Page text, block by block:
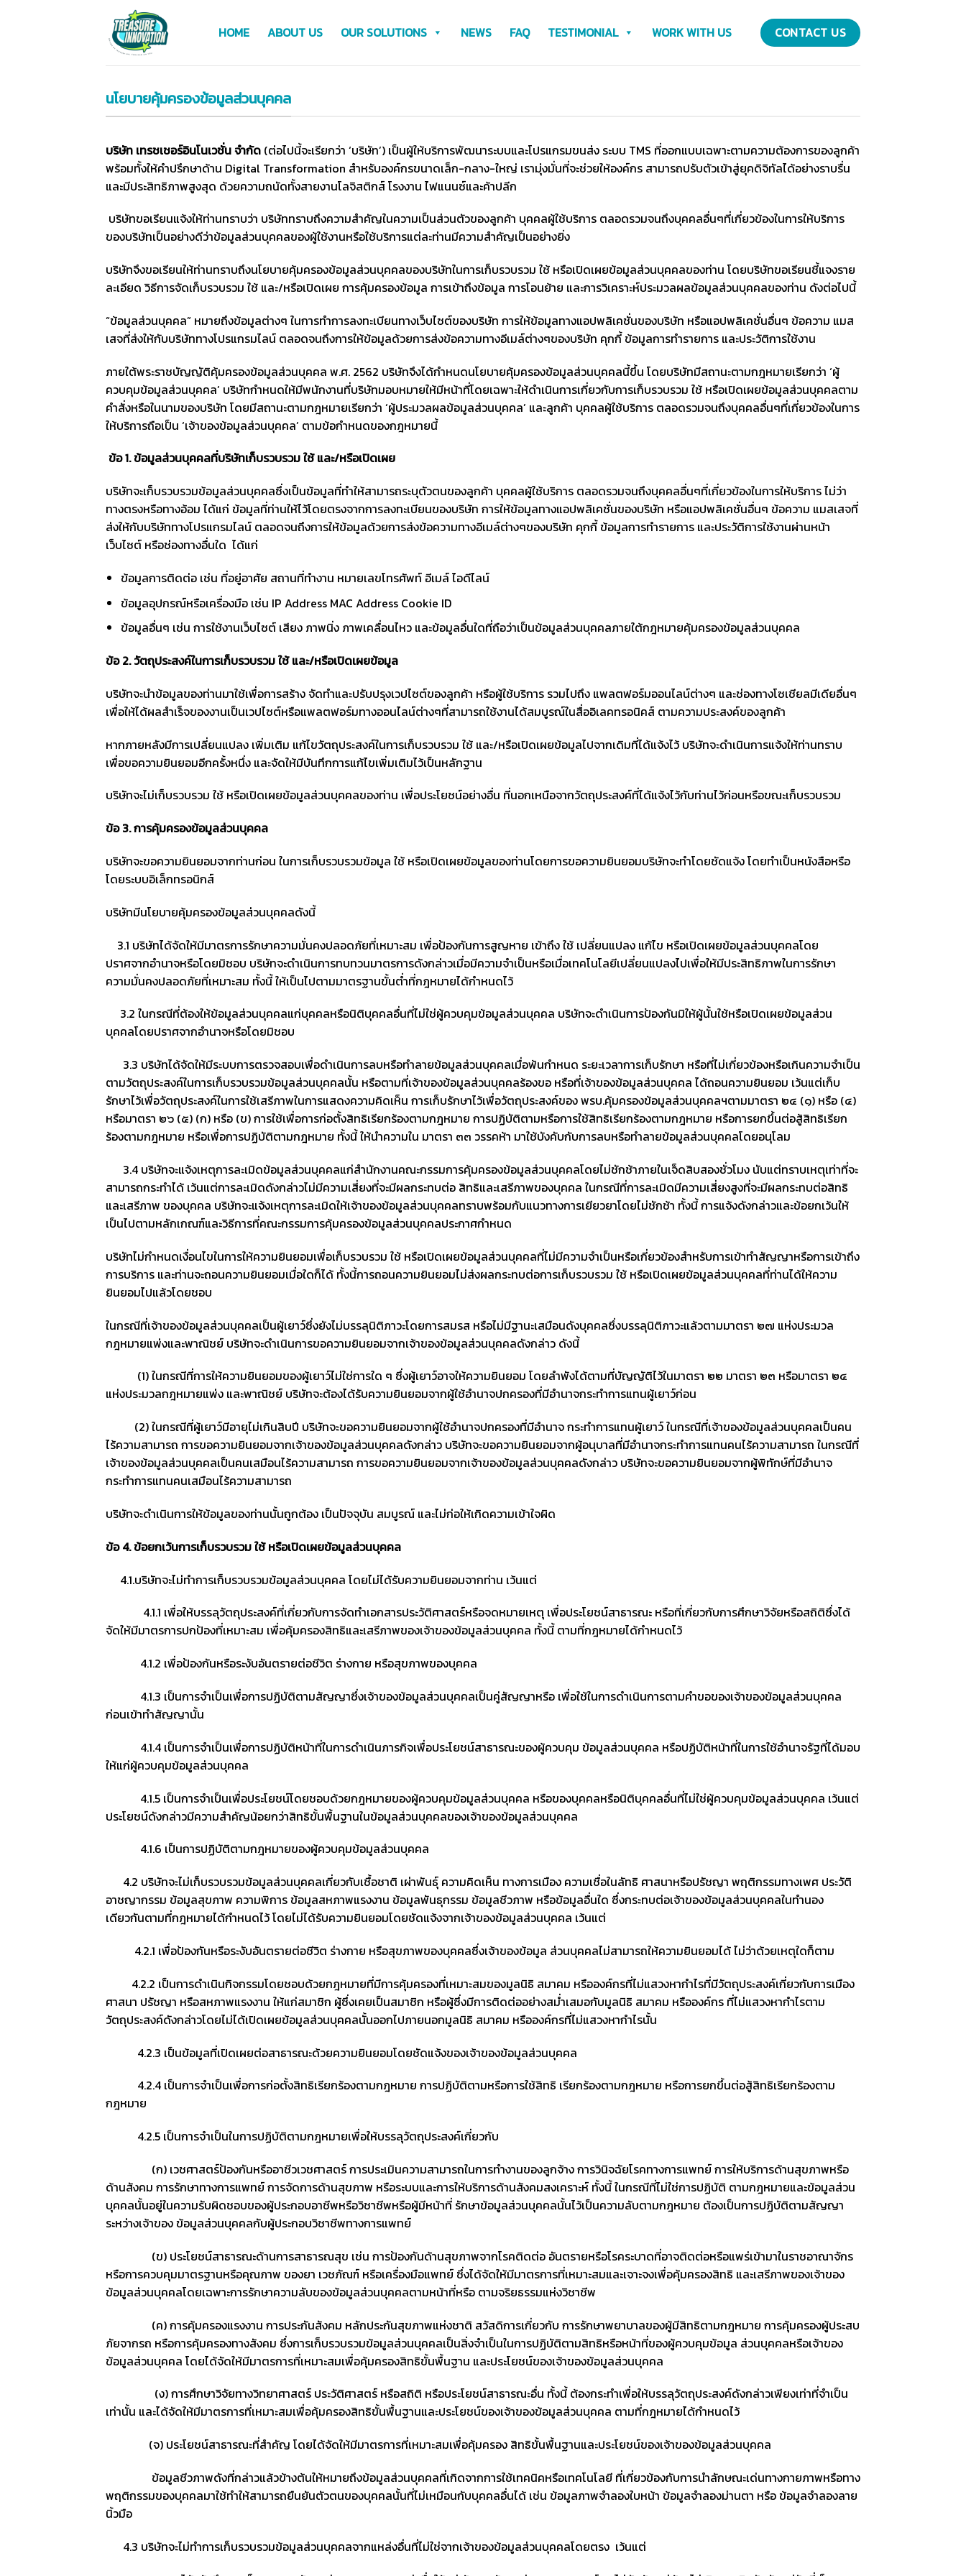
HOME ABOUT US OUR SOLUTIONS NEWS FAQ TESTIMONIAL WORK WITH US CONTACT US
นโยบายคุ้มครองข้อมูลส่วนบุคคล
บริษัท เทรชเชอร์อินโนเวชั่น จำกัด (ต่อไปนี้จะเรียกว่า ‘บริษัท’) เป็นผู้ให้บริการพัฒนาระบบและโปรแกรมขนส่ง ระบบ TMS ที่ออกแบบเฉพาะตามความต้องการของลูกค้า
พร้อมทั้งให้คำปรึกษาด้าน Digital Transformation สำหรับองค์กรขนาดเล็ก-กลาง-ใหญ่ เรามุ่งมั่นที่จะช่วยให้องค์กร สามารถปรับตัวเข้าสู่ยุคดิจิทัลได้อย่างราบรื่น
และมีประสิทธิภาพสูงสุด ด้วยความถนัดทั้งสายงานโลจิสติกส์ โรงงาน ไฟแนนซ์และค้าปลีก
บริษัทขอเรียนแจ้งให้ท่านทราบว่า บริษัททราบถึงความสำคัญในความเป็นส่วนตัวของลูกค้า บุคคลผู้ใช้บริการ ตลอดรวมจนถึงบุคคลอื่นๆที่เกี่ยวข้องในการให้บริการ
ของบริษัทเป็นอย่างดีว่าข้อมูลส่วนบุคคลของผู้ใช้งานหรือใช้บริการแต่ละท่านมีความสำคัญเป็นอย่างยิ่ง
บริษัทจึงขอเรียนให้ท่านทราบถึงนโยบายคุ้มครองข้อมูลส่วนบุคคลของบริษัทในการเก็บรวบรวม ใช้ หรือเปิดเผยข้อมูลส่วนบุคคลของท่าน โดยบริษัทขอเรียนชี้แจงราย
ละเอียด วิธีการจัดเก็บรวบรวม ใช้ และ/หรือเปิดเผย การคุ้มครองข้อมูล การเข้าถึงข้อมูล การโอนย้าย และการวิเคราะห์ประมวลผลข้อมูลส่วนบุคคลของท่าน ดังต่อไปนี้
“ข้อมูลส่วนบุคคล” หมายถึงข้อมูลต่างๆ ในการทำการลงทะเบียนทางเว็บไซต์ของบริษัท การให้ข้อมูลทางแอปพลิเคชั่นของบริษัท หรือแอปพลิเคชั่นอื่นๆ ข้อความ แมส
เสจที่ส่งให้กับบริษัททางโปรแกรมไลน์ ตลอดจนถึงการให้ข้อมูลด้วยการส่งข้อความทางอีเมล์ต่างๆของบริษัท คุกกี้ ข้อมูลการทำรายการ และประวัติการใช้งาน
ภายใต้พระราชบัญญัติคุ้มครองข้อมูลส่วนบุคคล พ.ศ. 2562 บริษัทจึงได้กำหนดนโยบายคุ้มครองข้อมูลส่วนบุคคลนี้ขึ้น โดยบริษัทมีสถานะตามกฎหมายเรียกว่า ‘ผู้
ควบคุมข้อมูลส่วนบุคคล’ บริษัทกำหนดให้มีพนักงานที่บริษัทมอบหมายให้มีหน้าที่โดยเฉพาะให้ดำเนินการเกี่ยวกับการเก็บรวบรวม ใช้ หรือเปิดเผยข้อมูลส่วนบุคคลตาม
คำสั่งหรือในนามของบริษัท โดยมีสถานะตามกฎหมายเรียกว่า ‘ผู้ประมวลผลข้อมูลส่วนบุคคล’ และลูกค้า บุคคลผู้ใช้บริการ ตลอดรวมจนถึงบุคคลอื่นๆที่เกี่ยวข้องในการ
ให้บริการถือเป็น ‘เจ้าของข้อมูลส่วนบุคคล’ ตามข้อกำหนดของกฎหมายนี้
ข้อ1.ข้อมูลส่วนบุคคลที่บริษัทเก็บรวบรวม ใช้ และ/หรือเปิดเผย
บริษัทจะเก็บรวบรวมข้อมูลส่วนบุคคลซึ่งเป็นข้อมูลที่ทำให้สามารถระบุตัวตนของลูกค้า บุคคลผู้ใช้บริการ ตลอดรวมจนถึงบุคคลอื่นๆที่เกี่ยวข้องในการให้บริการ ไม่ว่า
ทางตรงหรือทางอ้อม ได้แก่ ข้อมูลที่ท่านให้ไว้โดยตรงจากการลงทะเบียนของบริษัท การให้ข้อมูลทางแอปพลิเคชั่นของบริษัท หรือแอปพลิเคชั่นอื่นๆ ข้อความ แมสเสจที่
ส่งให้กับบริษัททางโปรแกรมไลน์ ตลอดจนถึงการให้ข้อมูลด้วยการส่งข้อความทางอีเมล์ต่างๆของบริษัท คุกกี้ ข้อมูลการทำรายการ และประวัติการใช้งานผ่านหน้า
เว็บไซต์ หรือช่องทางอื่นใด ได้แก่
ข้อมูลการติดต่อ เช่น ที่อยู่อาศัย สถานที่ทำงาน หมายเลขโทรศัพท์ อีเมล์ ไอดีไลน์
ข้อมูลอุปกรณ์หรือเครื่องมือ เช่น IP Address MAC Address Cookie ID
ข้อมูลอื่นๆ เช่น การใช้งานเว็บไซต์ เสียง ภาพนิ่ง ภาพเคลื่อนไหว และข้อมูลอื่นใดที่ถือว่าเป็นข้อมูลส่วนบุคคลภายใต้กฎหมายคุ้มครองข้อมูลส่วนบุคคล
ข้อ2.วัตถุประสงค์ในการเก็บรวบรวม ใช้ และ/หรือเปิดเผยข้อมูล
บริษัทจะนำข้อมูลของท่านมาใช้เพื่อการสร้าง จัดทำและปรับปรุงเวปไซต์ของลูกค้า หรือผู้ใช้บริการ รวมไปถึง แพลตฟอร์มออนไลน์ต่างๆ และช่องทางโซเชียลมีเดียอื่นๆ
เพื่อให้ได้ผลสำเร็จของงานเป็นเวปไซต์หรือแพลตฟอร์มทางออนไลน์ต่างๆที่สามารถใช้งานได้สมบูรณ์ในสื่ออิเลคทรอนิคส์ ตามความประสงค์ของลูกค้า
หากภายหลังมีการเปลี่ยนแปลง เพิ่มเติม แก้ไขวัตถุประสงค์ในการเก็บรวบรวม ใช้ และ/หรือเปิดเผยข้อมูลไปจากเดิมที่ได้แจ้งไว้ บริษัทจะดำเนินการแจ้งให้ท่านทราบ
เพื่อขอความยินยอมอีกครั้งหนึ่ง และจัดให้มีบันทึกการแก้ไขเพิ่มเติมไว้เป็นหลักฐาน
บริษัทจะไม่เก็บรวบรวม ใช้ หรือเปิดเผยข้อมูลส่วนบุคคลของท่าน เพื่อประโยชน์อย่างอื่น ที่นอกเหนือจากวัตถุประสงค์ที่ได้แจ้งไว้กับท่านไว้ก่อนหรือขณะเก็บรวบรวม
ข้อ3.การคุ้มครองข้อมูลส่วนบุคคล
บริษัทจะขอความยินยอมจากท่านก่อน ในการเก็บรวบรวมข้อมูล ใช้ หรือเปิดเผยข้อมูลของท่านโดยการขอความยินยอมบริษัทจะทำโดยชัดแจ้ง โดยทำเป็นหนังสือหรือ
โดยระบบอิเล็กทรอนิกส์
บริษัทมีนโยบายคุ้มครองข้อมูลส่วนบุคคลดังนี้
3.1 บริษัทได้จัดให้มีมาตรการรักษาความมั่นคงปลอดภัยที่เหมาะสม เพื่อป้องกันการสูญหาย เข้าถึง ใช้ เปลี่ยนแปลง แก้ไข หรือเปิดเผยข้อมูลส่วนบุคคลโดย
ปราศจากอำนาจหรือโดยมิชอบ บริษัทจะดำเนินการทบทวนมาตรการดังกล่าวเมื่อมีความจำเป็นหรือเมื่อเทคโนโลยีเปลี่ยนแปลงไปเพื่อให้มีประสิทธิภาพในการรักษา
ความมั่นคงปลอดภัยที่เหมาะสม ทั้งนี้ ให้เป็นไปตามมาตรฐานขั้นต่ำที่กฎหมายได้กำหนดไว้
3.2 ในกรณีที่ต้องให้ข้อมูลส่วนบุคคลแก่บุคคลหรือนิติบุคคลอื่นที่ไม่ใช่ผู้ควบคุมข้อมูลส่วนบุคคล บริษัทจะดำเนินการป้องกันมิให้ผู้นั้นใช้หรือเปิดเผยข้อมูลส่วน
บุคคลโดยปราศจากอำนาจหรือโดยมิชอบ
3.3 บริษัทได้จัดให้มีระบบการตรวจสอบเพื่อดำเนินการลบหรือทำลายข้อมูลส่วนบุคคลเมื่อพ้นกำหนด ระยะเวลาการเก็บรักษา หรือที่ไม่เกี่ยวข้องหรือเกินความจำเป็น
ตามวัตถุประสงค์ในการเก็บรวบรวมข้อมูลส่วนบุคคลนั้น หรือตามที่เจ้าของข้อมูลส่วนบุคคลร้องขอ หรือที่เจ้าของข้อมูลส่วนบุคคล ได้ถอนความยินยอม เว้นแต่เก็บ
รักษาไว้เพื่อวัตถุประสงค์ในการใช้เสรีภาพในการแสดงความคิดเห็น การเก็บรักษาไว้เพื่อวัตถุประสงค์ของ พรบ.คุ้มครองข้อมูลส่วนบุคคลฯตามมาตรา ๒๔ (๑) หรือ (๔)
หรือมาตรา ๒๖ (๕) (ก) หรือ (ข) การใช้เพื่อการก่อตั้งสิทธิเรียกร้องตามกฎหมาย การปฏิบัติตามหรือการใช้สิทธิเรียกร้องตามกฎหมาย หรือการยกขึ้นต่อสู้สิทธิเรียก
ร้องตามกฎหมาย หรือเพื่อการปฏิบัติตามกฎหมาย ทั้งนี้ ให้นำความใน มาตรา ๓๓ วรรคห้า มาใช้บังคับกับการลบหรือทำลายข้อมูลส่วนบุคคลโดยอนุโลม
3.4 บริษัทจะแจ้งเหตุการละเมิดข้อมูลส่วนบุคคลแก่สำนักงานคณะกรรมการคุ้มครองข้อมูลส่วนบุคคลโดยไม่ชักช้าภายในเจ็ดสิบสองชั่วโมง นับแต่ทราบเหตุเท่าที่จะ
สามารถกระทำได้ เว้นแต่การละเมิดดังกล่าวไม่มีความเสี่ยงที่จะมีผลกระทบต่อ สิทธิและเสรีภาพของบุคคล ในกรณีที่การละเมิดมีความเสี่ยงสูงที่จะมีผลกระทบต่อสิทธิ
และเสรีภาพ ของบุคคล บริษัทจะแจ้งเหตุการละเมิดให้เจ้าของข้อมูลส่วนบุคคลทราบพร้อมกับแนวทางการเยียวยาโดยไม่ชักช้า ทั้งนี้ การแจ้งดังกล่าวและข้อยกเว้นให้
เป็นไปตามหลักเกณฑ์และวิธีการที่คณะกรรมการคุ้มครองข้อมูลส่วนบุคคลประกาศกำหนด
บริษัทไม่กำหนดเงื่อนไขในการให้ความยินยอมเพื่อเก็บรวบรวม ใช้ หรือเปิดเผยข้อมูลส่วนบุคคลที่ไม่มีความจำเป็นหรือเกี่ยวข้องสำหรับการเข้าทำสัญญาหรือการเข้าถึง
การบริการ และท่านจะถอนความยินยอมเมื่อใดก็ได้ ทั้งนี้การถอนความยินยอมไม่ส่งผลกระทบต่อการเก็บรวบรวม ใช้ หรือเปิดเผยข้อมูลส่วนบุคคลที่ท่านได้ให้ความ
ยินยอมไปแล้วโดยชอบ
ในกรณีที่เจ้าของข้อมูลส่วนบุคคลเป็นผู้เยาว์ซึ่งยังไม่บรรลุนิติภาวะโดยการสมรส หรือไม่มีฐานะเสมือนดังบุคคลซึ่งบรรลุนิติภาวะแล้วตามมาตรา ๒๗ แห่งประมวล
กฎหมายแพ่งและพาณิชย์ บริษัทจะดำเนินการขอความยินยอมจากเจ้าของข้อมูลส่วนบุคคลดังกล่าว ดังนี้
(1) ในกรณีที่การให้ความยินยอมของผู้เยาว์ไม่ใช่การใด ๆ ซึ่งผู้เยาว์อาจให้ความยินยอม โดยลำพังได้ตามที่บัญญัติไว้ในมาตรา ๒๒ มาตรา ๒๓ หรือมาตรา ๒๔
แห่งประมวลกฎหมายแพ่ง และพาณิชย์ บริษัทจะต้องได้รับความยินยอมจากผู้ใช้อำนาจปกครองที่มีอำนาจกระทำการแทนผู้เยาว์ก่อน
(2) ในกรณีที่ผู้เยาว์มีอายุไม่เกินสิบปี บริษัทจะขอความยินยอมจากผู้ใช้อำนาจปกครองที่มีอำนาจ กระทำการแทนผู้เยาว์ ในกรณีที่เจ้าของข้อมูลส่วนบุคคลเป็นคน
ไร้ความสามารถ การขอความยินยอมจากเจ้าของข้อมูลส่วนบุคคลดังกล่าว บริษัทจะขอความยินยอมจากผู้อนุบาลที่มีอำนาจกระทำการแทนคนไร้ความสามารถ ในกรณีที่
เจ้าของข้อมูลส่วนบุคคลเป็นคนเสมือนไร้ความสามารถ การขอความยินยอมจากเจ้าของข้อมูลส่วนบุคคลดังกล่าว บริษัทจะขอความยินยอมจากผู้พิทักษ์ที่มีอำนาจ
กระทำการแทนคนเสมือนไร้ความสามารถ
บริษัทจะดำเนินการให้ข้อมูลของท่านนั้นถูกต้อง เป็นปัจจุบัน สมบูรณ์ และไม่ก่อให้เกิดความเข้าใจผิด
ข้อ 4.ข้อยกเว้นการเก็บรวบรวม ใช้ หรือเปิดเผยข้อมูลส่วนบุคคล
4.1.บริษัทจะไม่ทำการเก็บรวบรวมข้อมูลส่วนบุคคล โดยไม่ได้รับความยินยอมจากท่าน เว้นแต่
4.1.1 เพื่อให้บรรลุวัตถุประสงค์ที่เกี่ยวกับการจัดทำเอกสารประวัติศาสตร์หรือจดหมายเหตุ เพื่อประโยชน์สาธารณะ หรือที่เกี่ยวกับการศึกษาวิจัยหรือสถิติซึ่งได้
จัดให้มีมาตรการปกป้องที่เหมาะสม เพื่อคุ้มครองสิทธิและเสรีภาพของเจ้าของข้อมูลส่วนบุคคล ทั้งนี้ ตามที่กฎหมายได้กำหนดไว้
4.1.2 เพื่อป้องกันหรือระงับอันตรายต่อชีวิต ร่างกาย หรือสุขภาพของบุคคล
4.1.3 เป็นการจำเป็นเพื่อการปฏิบัติตามสัญญาซึ่งเจ้าของข้อมูลส่วนบุคคลเป็นคู่สัญญาหรือ เพื่อใช้ในการดำเนินการตามคำขอของเจ้าของข้อมูลส่วนบุคคล
ก่อนเข้าทำสัญญานั้น
4.1.4 เป็นการจำเป็นเพื่อการปฏิบัติหน้าที่ในการดำเนินภารกิจเพื่อประโยชน์สาธารณะของผู้ควบคุม ข้อมูลส่วนบุคคล หรือปฏิบัติหน้าที่ในการใช้อำนาจรัฐที่ได้มอบ
ให้แก่ผู้ควบคุมข้อมูลส่วนบุคคล
4.1.5 เป็นการจำเป็นเพื่อประโยชน์โดยชอบด้วยกฎหมายของผู้ควบคุมข้อมูลส่วนบุคคล หรือของบุคคลหรือนิติบุคคลอื่นที่ไม่ใช่ผู้ควบคุมข้อมูลส่วนบุคคล เว้นแต่
ประโยชน์ดังกล่าวมีความสำคัญน้อยกว่าสิทธิขั้นพื้นฐานในข้อมูลส่วนบุคคลของเจ้าของข้อมูลส่วนบุคคล
4.1.6 เป็นการปฏิบัติตามกฎหมายของผู้ควบคุมข้อมูลส่วนบุคคล
4.2 บริษัทจะไม่เก็บรวบรวมข้อมูลส่วนบุคคลเกี่ยวกับเชื้อชาติ เผ่าพันธุ์ ความคิดเห็น ทางการเมือง ความเชื่อในลัทธิ ศาสนาหรือปรัชญา พฤติกรรมทางเพศ ประวัติ
อาชญากรรม ข้อมูลสุขภาพ ความพิการ ข้อมูลสหภาพแรงงาน ข้อมูลพันธุกรรม ข้อมูลชีวภาพ หรือข้อมูลอื่นใด ซึ่งกระทบต่อเจ้าของข้อมูลส่วนบุคคลในทำนอง
เดียวกันตามที่กฎหมายได้กำหนดไว้ โดยไม่ได้รับความยินยอมโดยชัดแจ้งจากเจ้าของข้อมูลส่วนบุคคล เว้นแต่
4.2.1 เพื่อป้องกันหรือระงับอันตรายต่อชีวิต ร่างกาย หรือสุขภาพของบุคคลซึ่งเจ้าของข้อมูล ส่วนบุคคลไม่สามารถให้ความยินยอมได้ ไม่ว่าด้วยเหตุใดก็ตาม
4.2.2 เป็นการดำเนินกิจกรรมโดยชอบด้วยกฎหมายที่มีการคุ้มครองที่เหมาะสมของมูลนิธิ สมาคม หรือองค์กรที่ไม่แสวงหากำไรที่มีวัตถุประสงค์เกี่ยวกับการเมือง
ศาสนา ปรัชญา หรือสหภาพแรงงาน ให้แก่สมาชิก ผู้ซึ่งเคยเป็นสมาชิก หรือผู้ซึ่งมีการติดต่ออย่างสม่ำเสมอกับมูลนิธิ สมาคม หรือองค์กร ที่ไม่แสวงหากำไรตาม
วัตถุประสงค์ดังกล่าวโดยไม่ได้เปิดเผยข้อมูลส่วนบุคคลนั้นออกไปภายนอกมูลนิธิ สมาคม หรือองค์กรที่ไม่แสวงหากำไรนั้น
4.2.3 เป็นข้อมูลที่เปิดเผยต่อสาธารณะด้วยความยินยอมโดยชัดแจ้งของเจ้าของข้อมูลส่วนบุคคล
4.2.4 เป็นการจำเป็นเพื่อการก่อตั้งสิทธิเรียกร้องตามกฎหมาย การปฏิบัติตามหรือการใช้สิทธิ เรียกร้องตามกฎหมาย หรือการยกขึ้นต่อสู้สิทธิเรียกร้องตาม
กฎหมาย
4.2.5 เป็นการจำเป็นในการปฏิบัติตามกฎหมายเพื่อให้บรรลุวัตถุประสงค์เกี่ยวกับ
(ก) เวชศาสตร์ป้องกันหรืออาชีวเวชศาสตร์ การประเมินความสามารถในการทำงานของลูกจ้าง การวินิจฉัยโรคทางการแพทย์ การให้บริการด้านสุขภาพหรือ
ด้านสังคม การรักษาทางการแพทย์ การจัดการด้านสุขภาพ หรือระบบและการให้บริการด้านสังคมสงเคราะห์ ทั้งนี้ ในกรณีที่ไม่ใช่การปฏิบัติ ตามกฎหมายและข้อมูลส่วน
บุคคลนั้นอยู่ในความรับผิดชอบของผู้ประกอบอาชีพหรือวิชาชีพหรือผู้มีหน้าที่ รักษาข้อมูลส่วนบุคคลนั้นไว้เป็นความลับตามกฎหมาย ต้องเป็นการปฏิบัติตามสัญญา
ระหว่างเจ้าของ ข้อมูลส่วนบุคคลกับผู้ประกอบวิชาชีพทางการแพทย์
(ข) ประโยชน์สาธารณะด้านการสาธารณสุข เช่น การป้องกันด้านสุขภาพจากโรคติดต่อ อันตรายหรือโรคระบาดที่อาจติดต่อหรือแพร่เข้ามาในราชอาณาจักร
หรือการควบคุมมาตรฐานหรือคุณภาพ ของยา เวชภัณฑ์ หรือเครื่องมือแพทย์ ซึ่งได้จัดให้มีมาตรการที่เหมาะสมและเจาะจงเพื่อคุ้มครองสิทธิ และเสรีภาพของเจ้าของ
ข้อมูลส่วนบุคคลโดยเฉพาะการรักษาความลับของข้อมูลส่วนบุคคลตามหน้าที่หรือ ตามจริยธรรมแห่งวิชาชีพ
(ค) การคุ้มครองแรงงาน การประกันสังคม หลักประกันสุขภาพแห่งชาติ สวัสดิการเกี่ยวกับ การรักษาพยาบาลของผู้มีสิทธิตามกฎหมาย การคุ้มครองผู้ประสบ
ภัยจากรถ หรือการคุ้มครองทางสังคม ซึ่งการเก็บรวบรวมข้อมูลส่วนบุคคลเป็นสิ่งจำเป็นในการปฏิบัติตามสิทธิหรือหน้าที่ของผู้ควบคุมข้อมูล ส่วนบุคคลหรือเจ้าของ
ข้อมูลส่วนบุคคล โดยได้จัดให้มีมาตรการที่เหมาะสมเพื่อคุ้มครองสิทธิขั้นพื้นฐาน และประโยชน์ของเจ้าของข้อมูลส่วนบุคคล
(ง) การศึกษาวิจัยทางวิทยาศาสตร์ ประวัติศาสตร์ หรือสถิติ หรือประโยชน์สาธารณะอื่น ทั้งนี้ ต้องกระทำเพื่อให้บรรลุวัตถุประสงค์ดังกล่าวเพียงเท่าที่จำเป็น
เท่านั้น และได้จัดให้มีมาตรการที่เหมาะสมเพื่อคุ้มครองสิทธิขั้นพื้นฐานและประโยชน์ของเจ้าของข้อมูลส่วนบุคคล ตามที่กฎหมายได้กำหนดไว้
(จ) ประโยชน์สาธารณะที่สำคัญ โดยได้จัดให้มีมาตรการที่เหมาะสมเพื่อคุ้มครอง สิทธิขั้นพื้นฐานและประโยชน์ของเจ้าของข้อมูลส่วนบุคคล
ข้อมูลชีวภาพดังที่กล่าวแล้วข้างต้นให้หมายถึงข้อมูลส่วนบุคคลที่เกิดจากการใช้เทคนิคหรือเทคโนโลยี ที่เกี่ยวข้องกับการนำลักษณะเด่นทางกายภาพหรือทาง
พฤติกรรมของบุคคลมาใช้ทำให้สามารถยืนยันตัวตนของบุคคลนั้นที่ไม่เหมือนกับบุคคลอื่นได้ เช่น ข้อมูลภาพจำลองใบหน้า ข้อมูลจำลองม่านตา หรือ ข้อมูลจำลองลาย
นิ้วมือ
4.3 บริษัทจะไม่ทำการเก็บรวบรวมข้อมูลส่วนบุคคลจากแหล่งอื่นที่ไม่ใช่จากเจ้าของข้อมูลส่วนบุคคลโดยตรง เว้นแต่